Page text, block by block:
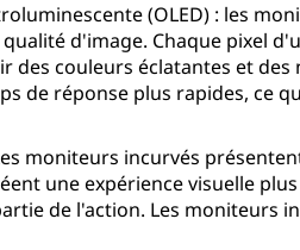
(OLED) : les
d'image. Chaque pixel
des couleurs éclatantes et
de réponse plus rapides, ce
moniteurs incurvés
une expérience visuelle
de l'action. Les moniteurs